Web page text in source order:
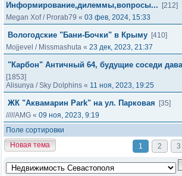
Информирование,дилеммы,вопросы...
[212]
Megan Xof/ Prorab79 « 03 фев, 2024, 15:33
Вологодские "Бани-Бочки" в Крыму [410]
Mojjevel / Missmashuta « 23 дек, 2023, 21:37
"Карбон" Античный 64, будущие соседи
[1853]
Alisunya /Sky Dolphins « 11 ноя, 2023, 19:25
ЖК "Аквамарин Park" на ул. Парковая
[35]
/////AMG « 09 ноя, 2023, 9:19
Поле сортировки
1
2 3
Новая тема